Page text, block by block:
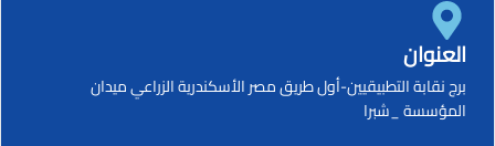
العنوان
برج نقابة التطبيقيين-أول طريق مصر الأسكندرية الزراعي ميدان
المؤسسة _شبرا